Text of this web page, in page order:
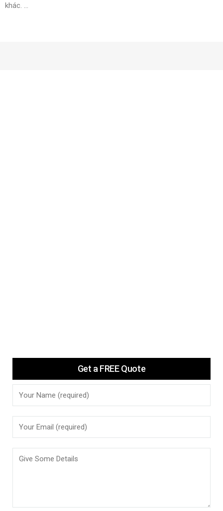
khác. ...
Get a FREE Quote